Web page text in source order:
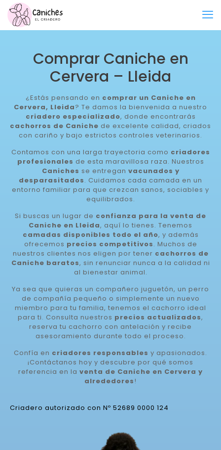
Comprar Caniche en
Cervera – Lleida
¿Estás pensando en comprar un Caniche en
Cervera, Lleida? Te damos la bienvenida a nuestro
criadero especializado, donde encontrarás
cachorros de Caniche de excelente calidad, criados
con cariño y bajo estrictos controles veterinarios.
Contamos con una larga trayectoria como criadores
profesionales de esta maravillosa raza. Nuestros
Caniches se entregan vacunados y
desparasitados. Cuidamos cada camada en un
entorno familiar para que crezcan sanos, sociables y
equilibrados.
Si buscas un lugar de confianza para la venta de
Caniche en Lleida, aquí lo tienes. Tenemos
camadas disponibles todo el año, y además
ofrecemos precios competitivos. Muchos de
nuestros clientes nos eligen por tener cachorros de
Caniche baratos, sin renunciar nunca a la calidad ni
al bienestar animal.
Ya sea que quieras un compañero juguetón, un perro
de compañía pequeño o simplemente un nuevo
miembro para tu familia, tenemos el cachorro ideal
para ti. Consulta nuestros precios actualizados,
reserva tu cachorro con antelación y recibe
asesoramiento durante todo el proceso.
Confía en criadores responsables y apasionados.
¡Contáctanos hoy y descubre por qué somos
referencia en la venta de Caniche en Cervera y
alrededores!
Criadero autorizado con Nº 52689 0000 124